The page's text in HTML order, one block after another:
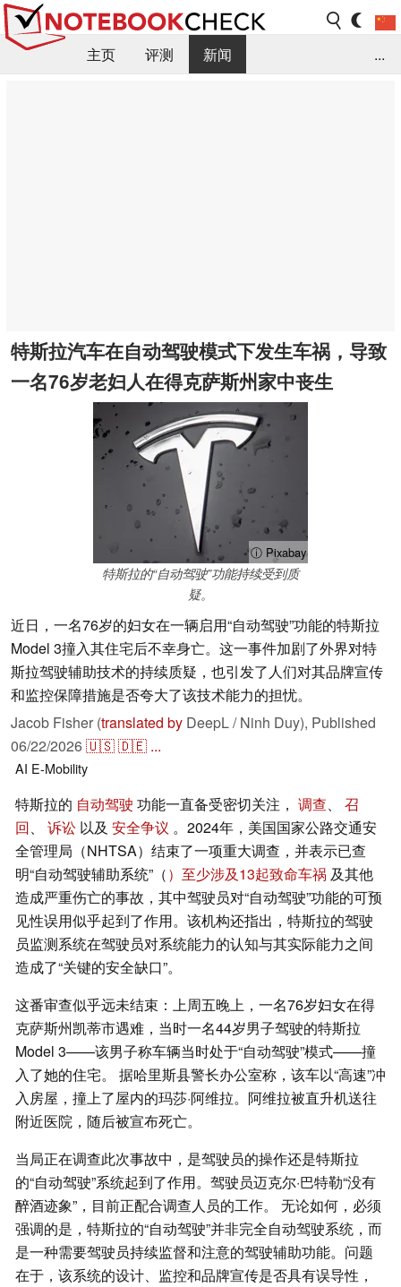
主页 评测
新闻
...
特斯拉汽车在自动驾驶模式下发生车祸，导致
一名76岁老妇人在得克萨斯州家中丧生
ⓘ Pixabay
特斯拉的“自动驾驶”功能持续受到质
疑。
近日，一名76岁的妇女在一辆启用“自动驾驶”功能的特斯拉
Model 3撞入其住宅后不幸身亡。这一事件加剧了外界对特
斯拉驾驶辅助技术的持续质疑，也引发了人们对其品牌宣传
和监控保障措施是否夸大了该技术能力的担忧。
Jacob Fisher (translated by DeepL / Ninh Duy), Published
06/22/2026🇺🇸🇩🇪 ...
AI E-Mobility
特斯拉的 自动驾驶 功能一直备受密切关注， 调查、 召
回、 诉讼 以及 安全争议 。2024年，美国国家公路交通安
全管理局（NHTSA）结束了一项重大调查，并表示已查
明“自动驾驶辅助系统”（）至少涉及13起致命车祸 及其他
造成严重伤亡的事故，其中驾驶员对“自动驾驶”功能的可预
见性误用似乎起到了作用。该机构还指出，特斯拉的驾驶
员监测系统在驾驶员对系统能力的认知与其实际能力之间
造成了“关键的安全缺口”。
这番审查似乎远未结束：上周五晚上，一名76岁妇女在得
克萨斯州凯蒂市遇难，当时一名44岁男子驾驶的特斯拉
Model 3——该男子称车辆当时处于“自动驾驶”模式——撞
入了她的住宅。 据哈里斯县警长办公室称，该车以“高速”冲
入房屋，撞上了屋内的玛莎·阿维拉。阿维拉被直升机送往
附近医院，随后被宣布死亡。
当局正在调查此次事故中，是驾驶员的操作还是特斯拉
的“自动驾驶”系统起到了作用。驾驶员迈克尔·巴特勒“没有
醉酒迹象”，目前正配合调查人员的工作。 无论如何，必须
强调的是，特斯拉的“自动驾驶”并非完全自动驾驶系统，而
是一种需要驾驶员持续监督和注意的驾驶辅助功能。问题
在于，该系统的设计、监控和品牌宣传是否具有误导性，